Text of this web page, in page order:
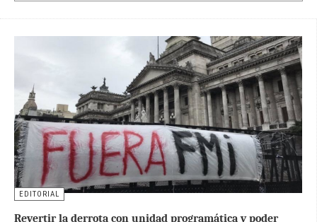
EDITORIAL
Revertir la derrota con unidad programática y poder